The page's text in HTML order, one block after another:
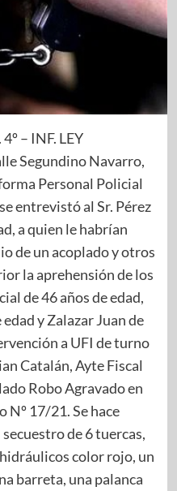
– INF. LEY
Segundino Navarro,
Personal Policial
entrevistó al Sr. Pérez
a quien le habrían
de un acoplado y otros
la aprehensión de los
de 46 años de edad,
y Zalazar Juan de
a UFI de turno
Catalán, Ayte Fiscal
Robo Agravado en
Nº 17/21. Se hace
de 6 tuercas,
color rojo, un
barreta, una palanca